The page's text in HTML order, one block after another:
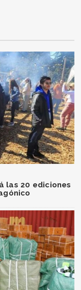
las 20 ediciones